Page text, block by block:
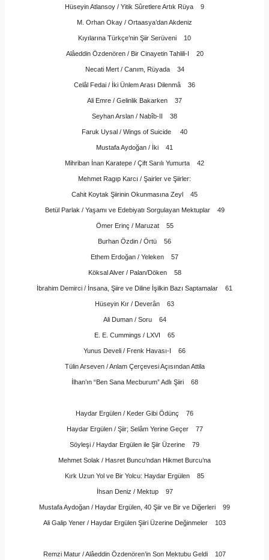
Hüseyin Atlansoy / Yitik Sûretlere Artık Rüya 9
M. Orhan Okay / Ortaasya’dan Akdeniz
Kıyılarına Türkçe’nin Şiir Serüveni 10
Alâeddin Özdenören / Bir Cinayetin Tahlili-I 20
Necati Mert / Canım, Rüyada 34
Celâl Fedai / İki Ünlem Arası Dilenmâ 36
Ali Emre / Gelinlik Bakarken 37
Seyhan Arslan / Nabîb-II 38
Faruk Uysal / Wings of Suicide 40
Mustafa Aydoğan / İki 41
Mihriban İnan Karatepe / Çift Sarılı Yumurta 42
Mehmet Ragıp Karcı / Şairler ve Şiirler:
Cahit Koytak Şiirinin Okunmasına Zeyl 45
Betül Parlak / Yaşamı ve Edebiyatı Sorgulayan Mektuplar 49
Ömer Erinç / Maruzat 55
Burhan Özdin / Örtü 56
Ethem Erdoğan / Yeleken 57
Köksal Alver / Palan/Döken 58
İbrahim Demirci / İnsana, Şiire ve Diline İşilkin Bazı Saptamalar 61
Hüseyin Kır / Deverân 63
Ali Duman / Soru 64
E. E. Cummings / LXVI 65
Yunus Develi / Frenk Havası-I 66
Tülin Arseven / Anlam Çerçevesi Açısından Attila
İlhan’ın “Ben Sana Mecburum” Adlı Şiiri 68
Haydar Ergülen / Keder Gibi Ödünç 76
Haydar Ergülen / Şiir; Selâm Yerine Geçer 77
Söyleşi / Haydar Ergülen ile Şiir Üzerine 79
Mehmet Solak / Hasret Buncu’ndan Hikmet Burcu’na
Kırk Uzun Yol ve Bir Yolcu: Haydar Ergülen 85
İhsan Deniz / Mektup 97
Mustafa Aydoğan / Haydar Ergülen, 40 Şiir ve Bir ve Diğerleri 99
Ali Galip Yener / Haydar Ergülen Şiiri Üzerine Değinmeler 103
Remzi Matur / Alâeddin Özdenören’in Son Mektubu Geldi 107